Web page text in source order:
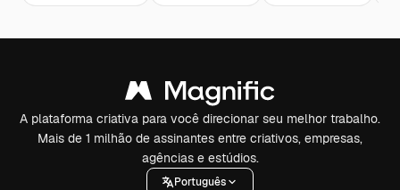
A plataforma criativa para você direcionar seu melhor trabalho.
Mais de 1 milhão de assinantes entre criativos, empresas,
agências e estúdios.
Português